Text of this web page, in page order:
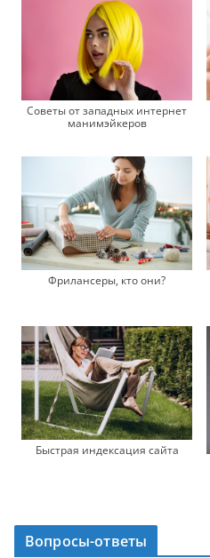
Советы от западных интернет
манимэйкеров
Фрилансеры, кто они?
Быстрая индексация сайта
Вопросы-ответы